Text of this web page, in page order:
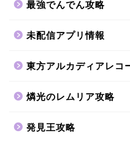
最強でんでん攻略
未配信アプリ情報
東方アルカディアレコ
燐光のレムリア攻略
発見王攻略